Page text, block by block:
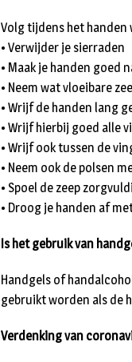
Volg tijdens het handen
• Verwijder je sierraden
• Maak je handen goed
• Neem wat vloeibare
• Wrijf de handen lang
• Wrijf hierbij goed alle
• Wrijf ook tussen de
• Neem ook de polsen
• Spoel de zeep
• Droog je handen af
Is het gebruik van
Handgels of
gebruikt worden als de
Verdenking van